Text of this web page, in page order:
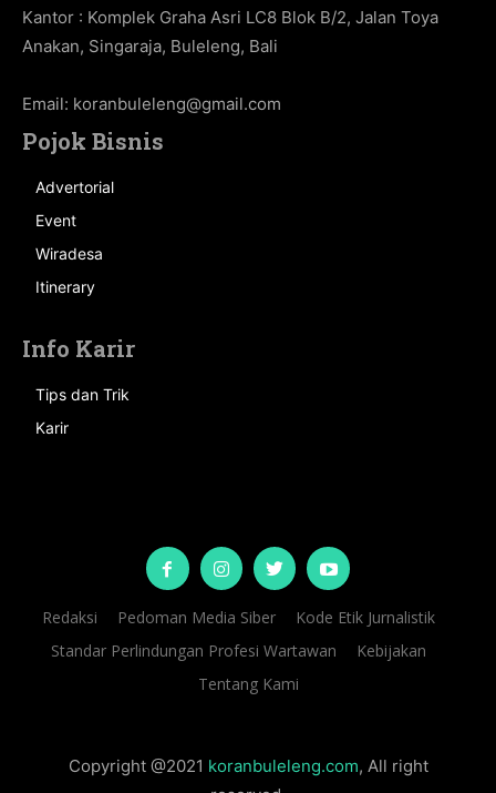
Kantor : Komplek Graha Asri LC8 Blok B/2, Jalan Toya
Anakan, Singaraja, Buleleng, Bali
Email: koranbuleleng@gmail.com
Pojok Bisnis
Advertorial
Event
Wiradesa
Itinerary
Info Karir
Tips dan Trik
Karir
Redaksi Pedoman Media Siber
Kode Etik Jurnalistik
Standar Perlindungan Profesi Wartawan
Kebijakan
Tentang Kami
Copyright @2021 koranbuleleng.com, All right